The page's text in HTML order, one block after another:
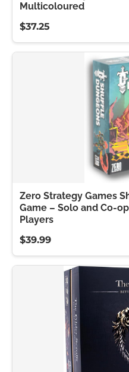
Multicoloured
$37.25
Zero Strategy Games
Game – Solo and Co-
Players
$39.99